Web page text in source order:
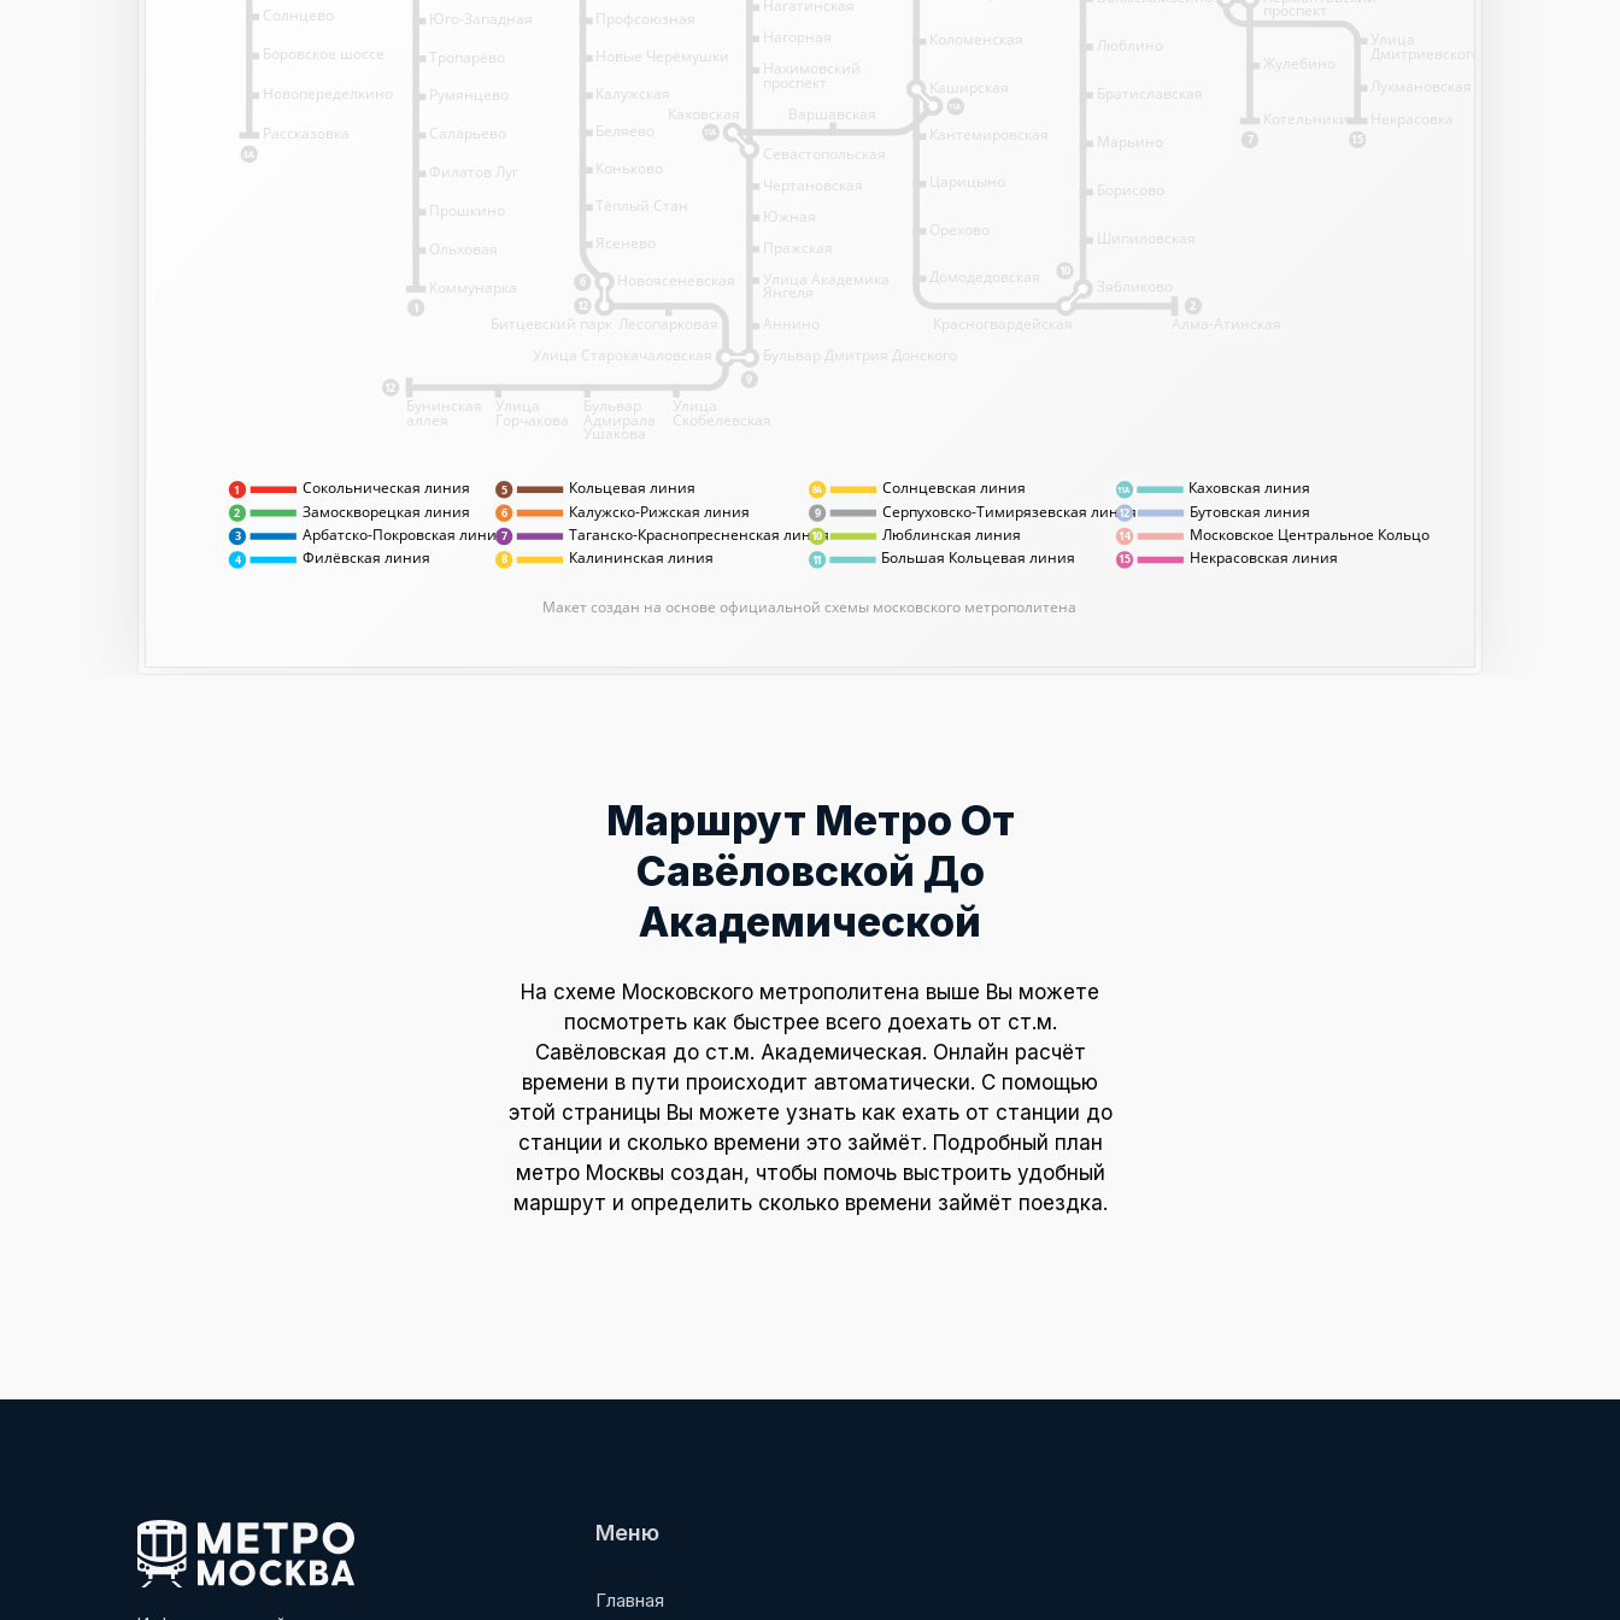
Сокольническая линия
Замоскворецкая линия
Арбатско-Покровская линия
Филёвская линия
Кольцевая линия
Калужско-Рижская линия
Таганско-Краснопресненская линия
Калининская линия
Солнцевская линия
Серпуховско-Тимирязевская линия
Люблинская линия
Каховская линия
Бутовская линия
Московское Центральное Кольцо
Макет создан на основе официальной схемы московского метрополитена
2
3
11А
Большая Кольцевая линия
8
9
10
7
6 12
8А
11
14
5
4
1
15 Некрасовская линия
7
2
10
11А
11А
9
6
12
12
1
8А
15
Профсоюзная
Новые Черёмушки
Калужская
Беляево
Коньково
Тёплый Стан
Ясенево
Новоясеневская
Нагатинская
Нагорная
Нахимовский
проспект
Севастопольская
Чертановская
Южная
Пражская
Улица Академика
Янгеля
проспект
Жулебино
Котельники
Люблино
Братиславская
Марьино
Борисово
Шипиловская
Зябликово
Коломенская
Каширская
Кантемировская
Царицыно
Орехово
Домодедовская
Красногвардейская Алма-Атинская
Аннино
Бульвар Дмитрия Донского
Саларьево
Румянцево
Тропарёво
Юго-Западная
Варшавская
Битцевский парк Лесопарковая
Улица Старокачаловская
Улица
Скобелевская
Бульвар
Адмирала
Ушакова
Улица
Горчакова
Бунинская
аллея
Каховская
Рассказовка
Новопеределкино
Боровское шоссе
Солнцево
Улица
Дмитриевского
Лухмановская
Некрасовка
Филатов Луг
Прошкино
Ольховая
Коммунарка
Маршрут Метро От
Савёловской До
Академической
На схеме Московского метрополитена выше Вы можете
посмотреть как быстрее всего доехать от ст.м.
Савёловская до ст.м. Академическая. Онлайн расчёт
времени в пути происходит автоматически. С помощью
этой страницы Вы можете узнать как ехать от станции до
станции и сколько времени это займёт. Подробный план
метро Москвы создан, чтобы помочь выстроить удобный
маршрут и определить сколько времени займёт поездка.
Меню
Главная